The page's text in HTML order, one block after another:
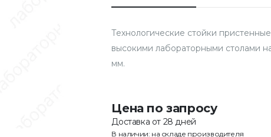
Технологические стойки
высокими лабораторными столами
мм.
Цена по запросу
Доставка от 28 дней
В наличии: на складе производителя